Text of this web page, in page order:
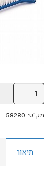
כמות
של
מברשות
58280
Bestway
מק"ט: 58280
תיאור